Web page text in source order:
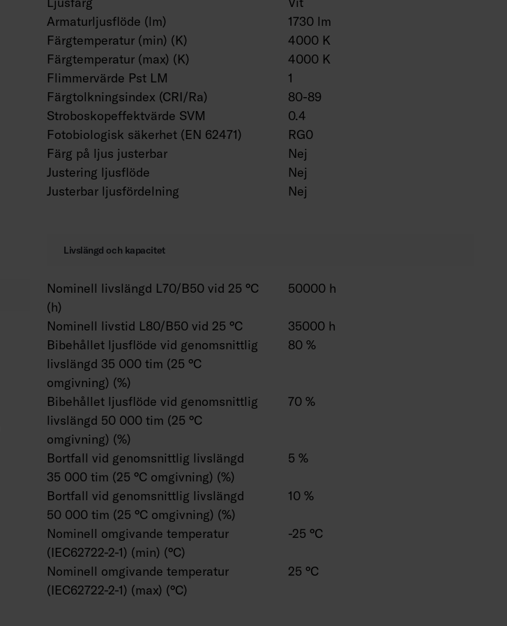
Armaturljusflöde (lm)
1730 lm
Färgtemperatur (min) (K)
4000 K
Färgtemperatur (max) (K)
4000 K
Flimmervärde Pst LM
1
Färgtolkningsindex (CRI/Ra)
80-89
Stroboskopeffektvärde SVM
0.4
Fotobiologisk säkerhet (EN 62471)
RG0
Färg på ljus justerbar
Nej
Justering ljusflöde
Nej
Justerbar ljusfördelning
Nej
Livslängd och kapacitet
Nominell livslängd L70/B50 vid 25 °C
(h)
50000 h
Nominell livstid L80/B50 vid 25 °C
35000 h
Bibehållet ljusflöde vid genomsnittlig
livslängd 35 000 tim (25 °C
omgivning) (%)
80 %
Bibehållet ljusflöde vid genomsnittlig
livslängd 50 000 tim (25 °C
omgivning) (%)
70 %
Bortfall vid genomsnittlig livslängd
35 000 tim (25 °C omgivning) (%)
5 %
Bortfall vid genomsnittlig livslängd
50 000 tim (25 °C omgivning) (%)
10 %
Nominell omgivande temperatur
(IEC62722-2-1) (min) (°C)
-25 °C
Nominell omgivande temperatur
(IEC62722-2-1) (max) (°C)
25 °C